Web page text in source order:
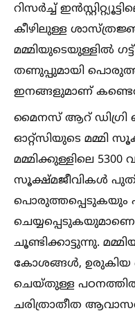
റിസർച്ച്‌
കീഴിലുള്ള
മമ്മിയുടെയുള്ളില്‍
തണുപ്പുമായി
ഇനങ്ങളുമാണ്
മൈനസ് ആറ് ഡിഗ്രി
ഓറ്റ്‌സിയുടെ മമ്മി
മമ്മിക്കുള്ളിലെ
സൂക്ഷ്മജീവികള്‍
പൊരുത്തപ്പെടുകയും
ചൂണ്ടിക്കാട്ടുന്നു.
കോശങ്ങള്‍, ഉരുകിയ
ചെയ്തുള്ള പഠനത്തില്‍
ചരിത്രാതീത